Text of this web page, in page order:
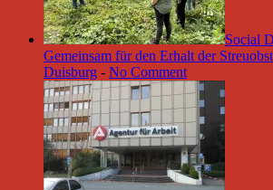
Social
Gemeinsam für den Erhalt der
Duisburg - No Comment